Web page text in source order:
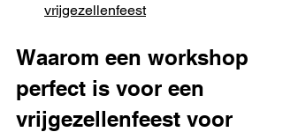
vrijgezellenfeest
Waarom een workshop
perfect is voor een
vrijgezellenfeest voor